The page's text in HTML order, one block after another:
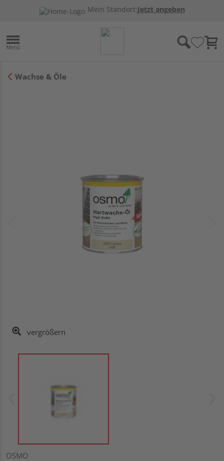
Mein Standort:Jetzt angeben
Wachse & Öle
vergrößern
OSMO